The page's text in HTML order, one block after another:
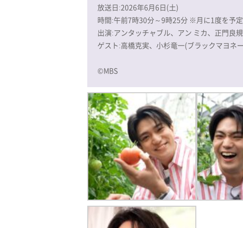
放送日:2026年6月6日(土)
時間:午前7時30分～9時25分 ※月に1度を予定
出演:アンタッチャブル、アン ミカ、正門良
ゲスト:高橋克実、小杉竜一(ブラックマヨネ
©MBS